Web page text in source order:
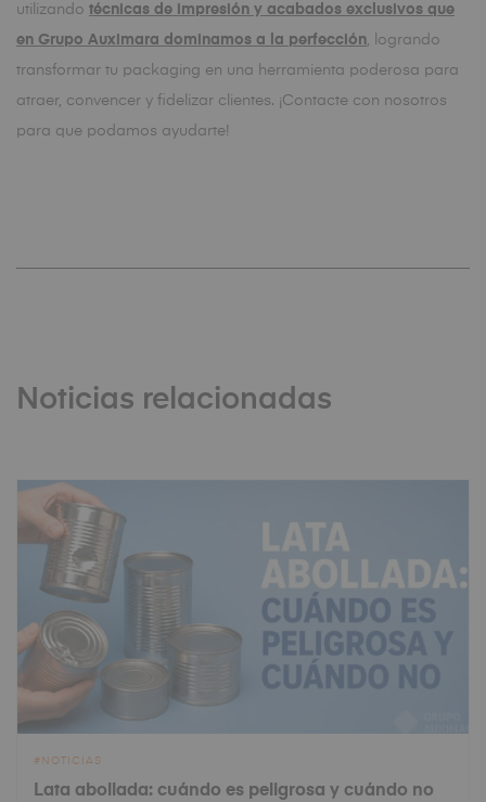
utilizando técnicas de impresión y acabados exclusivos que
en Grupo Auximara dominamos a la perfección, logrando
transformar tu packaging en una herramienta poderosa para
atraer, convencer y fidelizar clientes. ¡Contacte con nosotros
para que podamos ayudarte!
Noticias relacionadas
NOTICIAS
Lata abollada: cuándo es peligrosa y cuándo no